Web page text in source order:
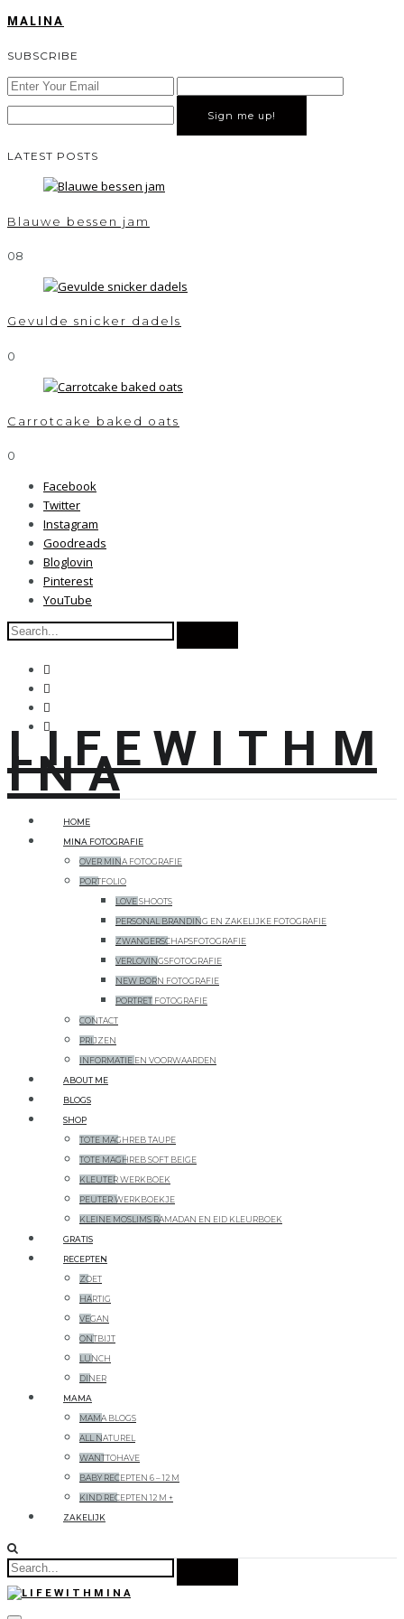
MALINA
SUBSCRIBE
Sign me up!
LATEST POSTS
Blauwe bessen jam
08
Gevulde snicker dadels
0
Carrotcake baked oats
0
Facebook
Twitter
Instagram
Goodreads
Bloglovin
Pinterest
YouTube
L I F E W I T H M
I N A
HOME
MINA FOTOGRAFIE
OVER MINA FOTOGRAFIE
PORTFOLIO
LOVE SHOOTS
PERSONAL BRANDING EN ZAKELIJKE FOTOGRAFIE
ZWANGERSCHAPSFOTOGRAFIE
VERLOVINGSFOTOGRAFIE
NEW BORN FOTOGRAFIE
PORTRET FOTOGRAFIE
CONTACT
PRIJZEN
INFORMATIE EN VOORWAARDEN
ABOUT ME
BLOGS
SHOP
TOTE MAGHREB TAUPE
TOTE MAGHREB SOFT BEIGE
KLEUTER WERKBOEK
PEUTER WERKBOEKJE
KLEINE MOSLIMS RAMADAN EN EID KLEURBOEK
GRATIS
RECEPTEN
ZOET
HARTIG
VEGAN
ONTBIJT
LUNCH
DINER
MAMA
MAMA BLOGS
ALL NATUREL
WANTTOHAVE
BABY RECEPTEN 6 – 12 M
KIND RECEPTEN 12 M +
ZAKELIJK